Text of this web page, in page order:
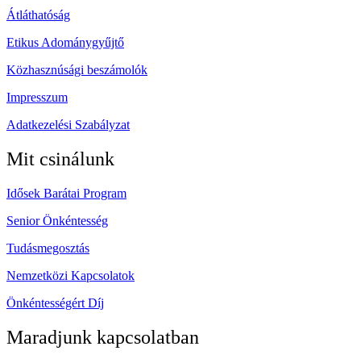
Átláthatóság
Etikus Adománygyűjtő
Közhasznúsági beszámolók
Impresszum
Adatkezelési Szabályzat
Mit csinálunk
Idősek Barátai Program
Senior Önkéntesség
Tudásmegosztás
Nemzetközi Kapcsolatok
Önkéntességért Díj
Maradjunk kapcsolatban